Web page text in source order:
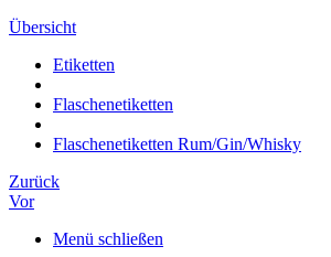
Übersicht
Etiketten
Flaschenetiketten
Flaschenetiketten Rum/Gin/Whisky
Zurück
Vor
Menü schließen